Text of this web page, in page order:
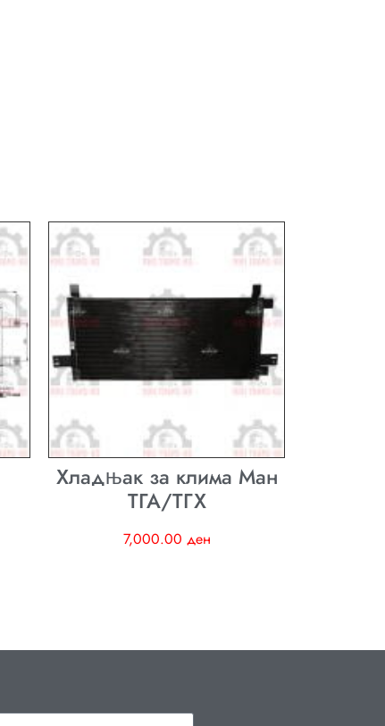
Хладњак за клима Ман
ТГА/ТГХ
7,000.00 ден